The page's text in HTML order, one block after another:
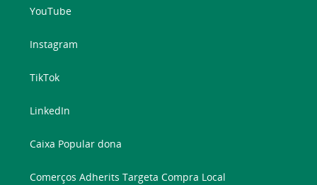
YouTube
Instagram
TikTok
LinkedIn
Caixa Popular dona
Comerços Adherits Targeta Compra Local